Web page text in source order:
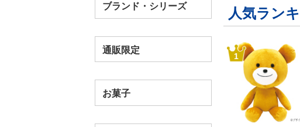
ブランド・シリーズ
通販限定
お菓子
人気ラン
1